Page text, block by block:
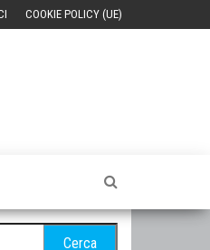
COOKIE POLICY (UE)